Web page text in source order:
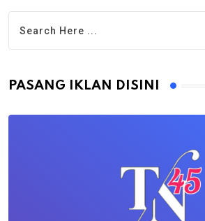
PASANG IKLAN DISINI